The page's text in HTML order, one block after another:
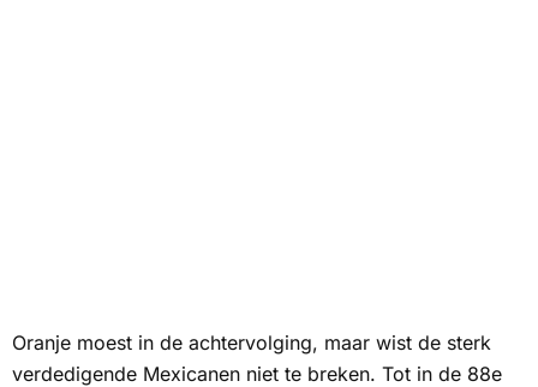
Oranje moest in de achtervolging, maar wist de sterk
verdedigende Mexicanen niet te breken. Tot in de 88e